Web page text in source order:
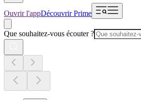
Ouvrir l'appDécouvrir Prime
Que souhaitez-vous écouter ?